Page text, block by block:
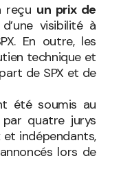
reçu un prix de
visibilité à
En outre, les
technique et
de SPX et de
été soumis au
quatre jurys
indépendants,
lors de